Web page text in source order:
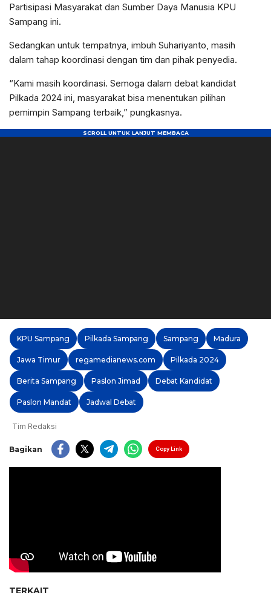
Partisipasi Masyarakat dan Sumber Daya Manusia KPU
Sampang ini.
Sedangkan untuk tempatnya, imbuh Suhariyanto, masih
dalam tahap koordinasi dengan tim dan pihak penyedia.
“Kami masih koordinasi. Semoga dalam debat kandidat
Pilkada 2024 ini, masyarakat bisa menentukan pilihan
pemimpin Sampang terbaik,” pungkasnya.
KPU Sampang Pilkada Sampang Sampang Madura
Jawa Timur regamedianews.com Pilkada 2024
Berita Sampang Paslon Jimad Debat Kandidat
Paslon Mandat Jadwal Debat
Tim Redaksi
Bagikan Copy Link
TERKAIT